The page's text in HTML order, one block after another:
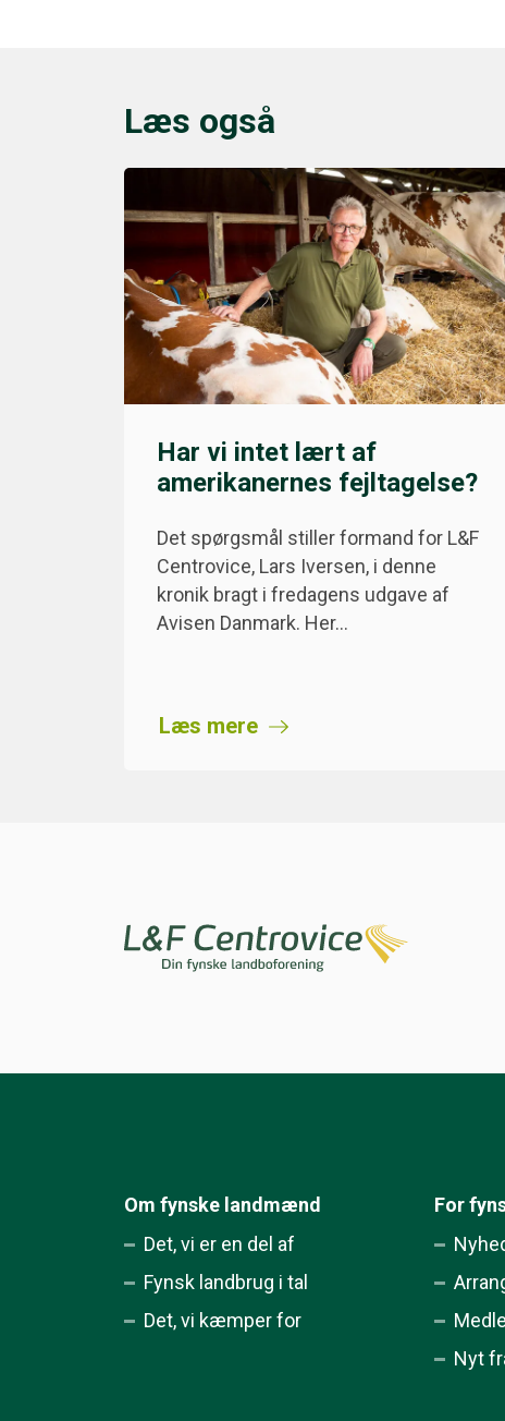
Læs også
Har vi intet lært af
amerikanernes fejltagelse?
Det spørgsmål stiller formand for L&F
Centrovice, Lars Iversen, i denne
kronik bragt i fredagens udgave af
Avisen Danmark. Her…
Læs mere
Om fynske landmænd
Det, vi er en del af
Fynsk landbrug i tal
Det, vi kæmper for
For
Nyt